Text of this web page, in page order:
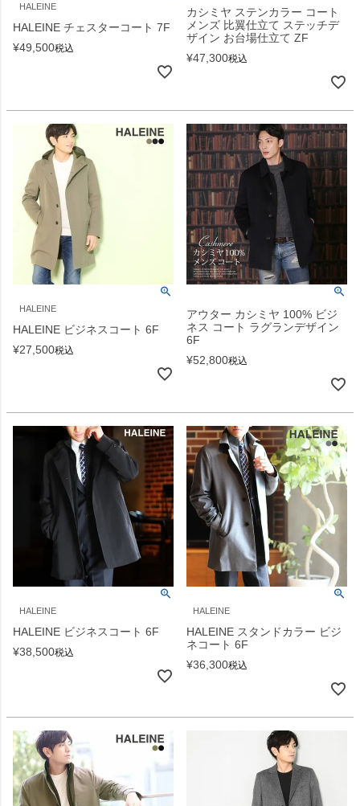
HALEINE
HALEINE チェスターコート 7F
¥49,500税込
カシミヤ ステンカラー コート
メンズ 比翼仕立て ステッチデ
ザイン お台場仕立て ZF
¥47,300税込
HALEINE
HALEINE ビジネスコート 6F
¥27,500税込
アウター カシミヤ 100% ビジ
ネス コート ラグランデザイン
6F
¥52,800税込
HALEINE
HALEINE ビジネスコート 6F
¥38,500税込
HALEINE
HALEINE スタンドカラー ビジ
ネコート 6F
¥36,300税込